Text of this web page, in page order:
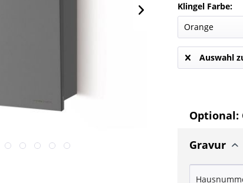
Klingel Farbe:
Auswahl
Optional:
Gravur